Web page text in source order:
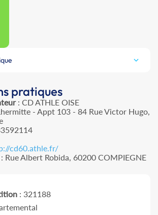
pratiques
: CD ATHLE OISE
- Appt 103 - 84 Rue Victor Hugo,
cd60.athle.fr/
Rue Albert Robida, 60200 COMPIEGNE
: 321188